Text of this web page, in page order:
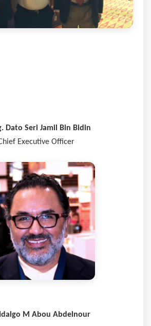
Dato Seri Jamil Bin Bidin
Executive Officer
M Abou Abdelnour